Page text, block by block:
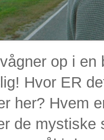
op i
Hvor ER
her? Hvem
de mystiske